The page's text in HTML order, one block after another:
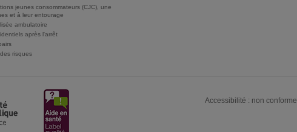
jeunes consommateurs (CJC), une
et à leur entourage
ambulatoire
après l'arrêt
risques
Accessibilité : non conforme